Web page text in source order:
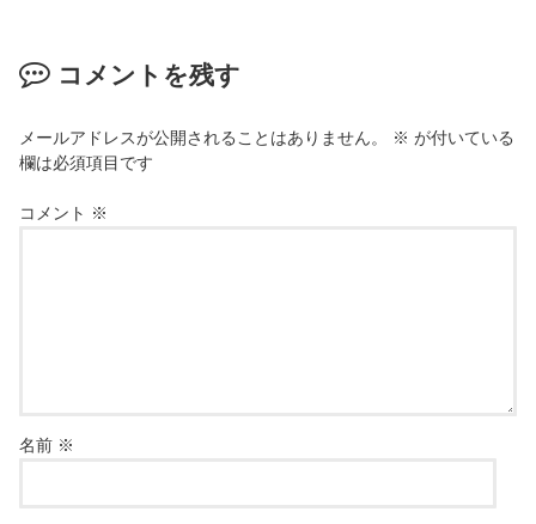
コメントを残す
メールアドレスが公開されることはありません。 ※ が付いている
欄は必須項目です
コメント ※
名前 ※